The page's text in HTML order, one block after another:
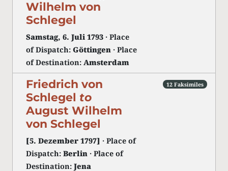
Wilhelm von
Schlegel
Samstag, 6. Juli 1793 · Place
of Dispatch: Göttingen · Place
of Destination: Amsterdam
Friedrich von
Schlegel to
August Wilhelm
von Schlegel
[5. Dezember 1797] · Place of
Dispatch: Berlin · Place of
Destination: Jena
12 Faksimiles